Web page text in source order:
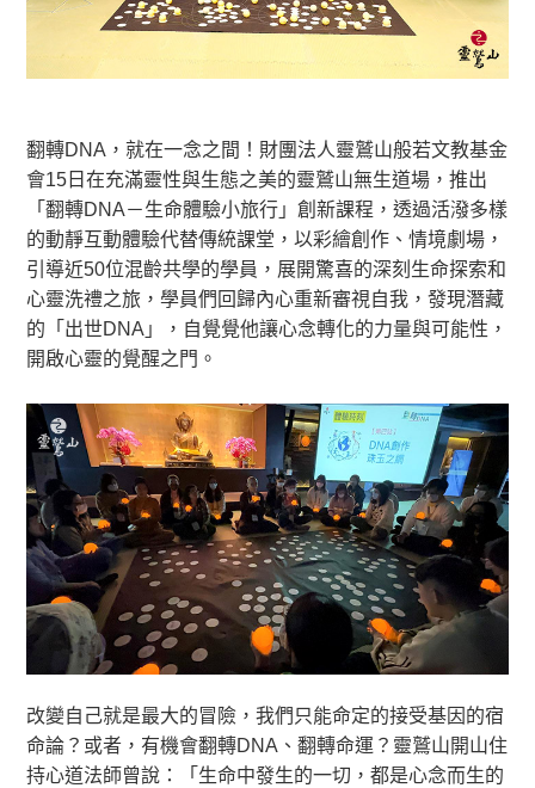
翻轉DNA，就在一念之間！財團法人靈鷲山般若文教基金
會15日在充滿靈性與生態之美的靈鷲山無生道場，推出
「翻轉DNA－生命體驗小旅行」創新課程，透過活潑多樣
的動靜互動體驗代替傳統課堂，以彩繪創作、情境劇場，
引導近50位混齡共學的學員，展開驚喜的深刻生命探索和
心靈洗禮之旅，學員們回歸內心重新審視自我，發現潛藏
的「出世DNA」，自覺覺他讓心念轉化的力量與可能性，
開啟心靈的覺醒之門。
改變自己就是最大的冒險，我們只能命定的接受基因的宿
命論？或者，有機會翻轉DNA、翻轉命運？靈鷲山開山住
持心道法師曾說：「生命中發生的一切，都是心念而生的